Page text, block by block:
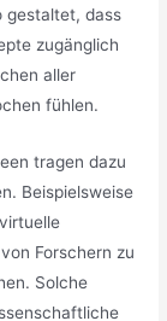
gestaltet, dass
zugänglich
aller
fühlen.
tragen dazu
Beispielsweise
Forschern zu
Solche